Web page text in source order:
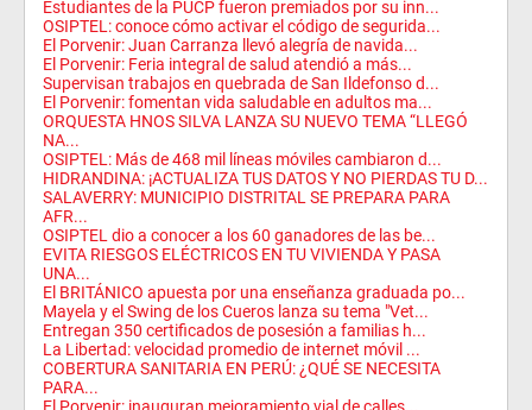
Estudiantes de la PUCP fueron premiados por su inn...
OSIPTEL: conoce cómo activar el código de segurida...
El Porvenir: Juan Carranza llevó alegría de navida...
El Porvenir: Feria integral de salud atendió a más...
Supervisan trabajos en quebrada de San Ildefonso d...
El Porvenir: fomentan vida saludable en adultos ma...
ORQUESTA HNOS SILVA LANZA SU NUEVO TEMA “LLEGÓ
NA...
OSIPTEL: Más de 468 mil líneas móviles cambiaron d...
HIDRANDINA: ¡ACTUALIZA TUS DATOS Y NO PIERDAS TU D...
SALAVERRY: MUNICIPIO DISTRITAL SE PREPARA PARA
AFR...
OSIPTEL dio a conocer a los 60 ganadores de las be...
EVITA RIESGOS ELÉCTRICOS EN TU VIVIENDA Y PASA
UNA...
El BRITÁNICO apuesta por una enseñanza graduada po...
Mayela y el Swing de los Cueros lanza su tema "Vet...
Entregan 350 certificados de posesión a familias h...
La Libertad: velocidad promedio de internet móvil ...
COBERTURA SANITARIA EN PERÚ: ¿QUÉ SE NECESITA
PARA...
El Porvenir: inauguran mejoramiento vial de calles...